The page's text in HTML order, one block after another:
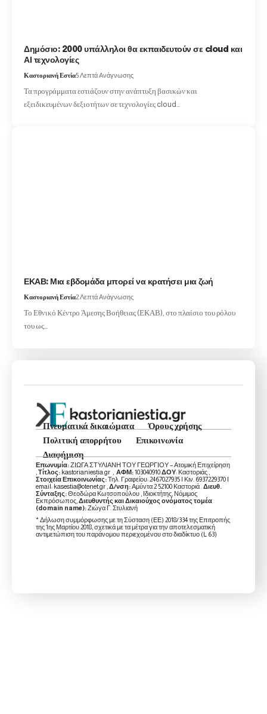
Δημόσιο: 2000 υπάλληλοι θα εκπαιδευτούν σε cloud και
ΑΙ τεχνολογίες
Καστοριανή Εστία5 Λεπτά Ανάγνωσης
Τα προγράμματα εστιάζουν στην ανάπτυξη βασικών και
εξειδικευμένων δεξιοτήτων σε τεχνολογίες cloud…
ΕΚΑΒ: Μια εβδομάδα μπορεί να κρατήσει μια ζωή
Καστοριανή Εστία2 Λεπτά Ανάγνωσης
Το Εθνικό Κέντρο Άμεσης Βοήθειας (ΕΚΑΒ), στο πλαίσιο του ρόλου
του ως…
Πνευματικά δικαιώματα
Όρους χρήσης
Πολιτική απορρήτου
Επικοινωνία
Διαφήμιση
Επωνυμία:ΖΙΩΓΑ ΣΤΥΛΙΑΝΗ ΤΟΥ ΓΕΩΡΓΙΟΥ – Ατομική Επιχείρηση
,Τίτλος: kastorianiestia.gr , ΑΦΜ:103040910ΔΟΥ: Καστοριάς ,
Στοιχεία Επικοινωνίας:Τηλ. Γραφείου: 2467027935 | Κιν. 6937229370 |
email: kasestia@otenet.gr ,Δ/νση:Αμύντα 2 52100 Καστοριά .Διευθ.
Σύνταξης:Θεοδώρα Κωτσοπούλου , Ιδιοκτήτης, Νόμιμος
Εκπρόσωπος,Διευθυντής και Δικαιούχος ονόματος τομέα
(domain name):Ζιώγα Γ. Στυλιανή
* Δήλωση συμμόρφωσης με τη Σύσταση (ΕΕ) 2018/334 της Επιτροπής
της 1ης Μαρτίου 2018, σχετικά με τα μέτρα για την αποτελεσματική
αντιμετώπιση του παράνομου περιεχομένου στο διαδίκτυο (L 63)